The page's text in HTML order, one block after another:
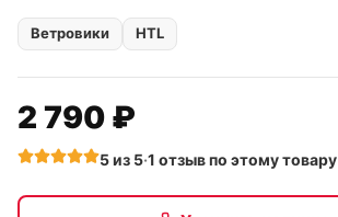
Ветровики HTL
2 790 ₽
5из 5·1 отзывпо этому товару